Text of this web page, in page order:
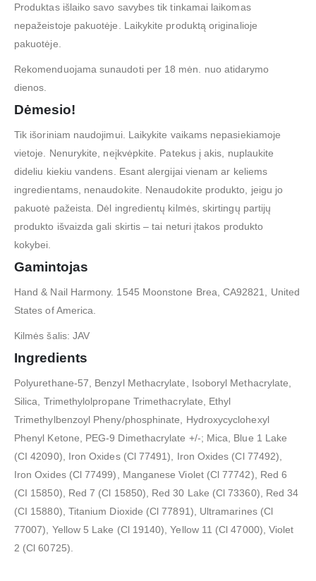
Produktas išlaiko savo savybes tik tinkamai laikomas
nepažeistoje pakuotėje. Laikykite produktą originalioje
pakuotėje.
Rekomenduojama sunaudoti per 18 mėn. nuo atidarymo
dienos.
Dėmesio!
Tik išoriniam naudojimui. Laikykite vaikams nepasiekiamoje
vietoje. Nenurykite, neįkvėpkite. Patekus į akis, nuplaukite
dideliu kiekiu vandens. Esant alergijai vienam ar keliems
ingredientams, nenaudokite. Nenaudokite produkto, jeigu jo
pakuotė pažeista. Dėl ingredientų kilmės, skirtingų partijų
produkto išvaizda gali skirtis – tai neturi įtakos produkto
kokybei.
Gamintojas
Hand & Nail Harmony. 1545 Moonstone Brea, CA92821, United
States of America.
Kilmės šalis: JAV
Ingredients
Polyurethane-57, Benzyl Methacrylate, Isoboryl Methacrylate,
Silica, Trimethylolpropane Trimethacrylate, Ethyl
Trimethylbenzoyl Pheny/phosphinate, Hydroxycyclohexyl
Phenyl Ketone, PEG-9 Dimethacrylate +/-; Mica, Blue 1 Lake
(CI 42090), Iron Oxides (Cl 77491), Iron Oxides (Cl 77492),
Iron Oxides (Cl 77499), Manganese Violet (Cl 77742), Red 6
(CI 15850), Red 7 (Cl 15850), Red 30 Lake (Cl 73360), Red 34
(CI 15880), Titanium Dioxide (Cl 77891), Ultramarines (Cl
77007), Yellow 5 Lake (Cl 19140), Yellow 11 (Cl 47000), Violet
2 (Cl 60725).